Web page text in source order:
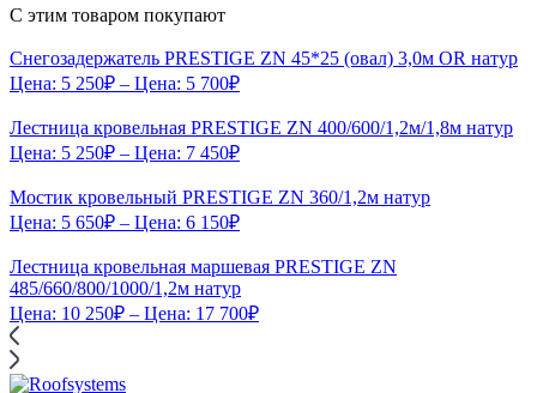
С этим товаром покупают
Снегозадержатель PRESTIGE ZN 45*25 (овал) 3,0м OR натур
Цена: 5 250₽ – Цена: 5 700₽
Лестница кровельная PRESTIGE ZN 400/600/1,2м/1,8м натур
Цена: 5 250₽ – Цена: 7 450₽
Мостик кровельный PRESTIGE ZN 360/1,2м натур
Цена: 5 650₽ – Цена: 6 150₽
Лестница кровельная маршевая PRESTIGE ZN
485/660/800/1000/1,2м натур
Цена: 10 250₽ – Цена: 17 700₽